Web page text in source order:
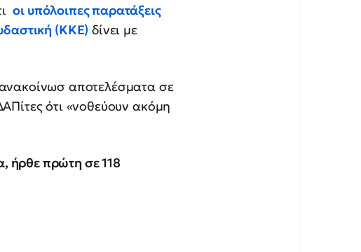
οι υπόλοιπες παρατάξεις
(ΚΚΕ) δίνει με
αποτελέσματα σε
ότι «νοθεύουν ακόμη
ήρθε πρώτη σε 118